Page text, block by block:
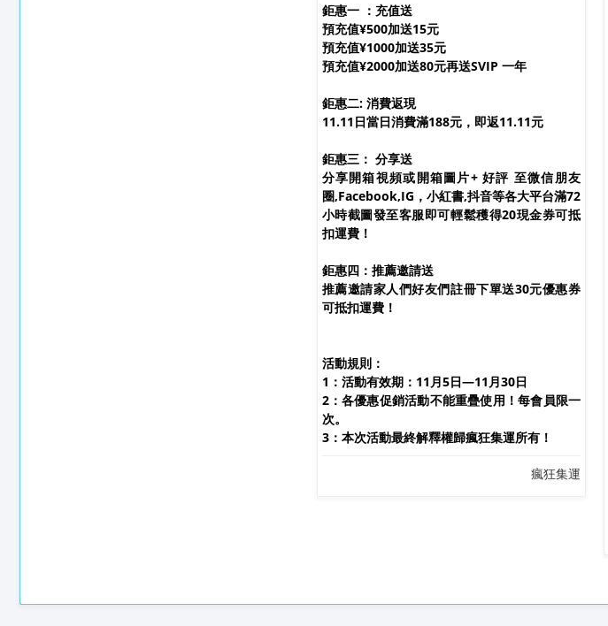
双十一優惠
鉅惠一 ：充值送
預充值¥500加送15元
預充值¥1000加送35元
預充值¥2000加送80元再送SVIP 一年
鉅惠二: 消費返現
11.11日當日消費滿188元，即返11.11元
鉅惠三： 分享送
分享開箱視頻或開箱圖片+ 好評 至微信朋友
圈,Facebook,IG，小紅書,抖音等各大平台滿72
小時截圖發至客服即可輕鬆穫得20現金券可抵
扣運費！
鉅惠四：推薦邀請送
推薦邀請家人們好友們註冊下單送30元優惠券
可抵扣運費！
活動規則：
1：活動有效期：11月5日—11月30日
2：各優惠促銷活動不能重疊使用！每會員限一
次。
3：本次活動最終解釋權歸瘋狂集運所有！
瘋狂集運